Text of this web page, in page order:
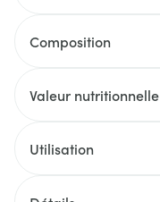
Composition
Valeur nutritionnelle
Utilisation